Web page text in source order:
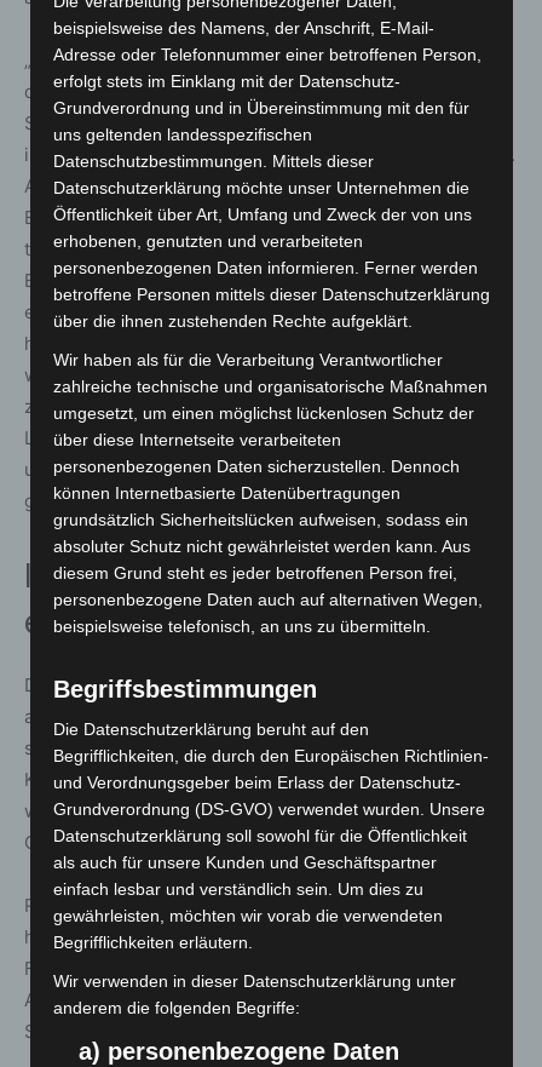
„Aktuelle und geopolitische Bedrohungslagen machen
deutlich: Wir müssen jetzt konsequent in Vorsorge,
Selbsthilfefähigkeit und die Resilienz der Bevölkerung
investieren. Verzögerungen können wir uns nicht leisten.
Als Auxiliar der deutschen Behörden im humanitären
Bereich und größte Hilfsorganisation Deutschlands
tragen wir eine besondere Verantwortung im
Bevölkerungsschutz. Gleichzeitig sind wir ein
einsatzerfahrener Akteur der internationalen
humanitären Hilfe. Auf der INTERSCHUTZ präsentieren
wir unter anderem unser mobiles Krankenhaus und
zeigen, wie modernste Technik und hochkomplexe
Logistik ein „Krankenhaus aus der Kiste“ ermöglichen
und wie sich der Klinikalltag unter Krisenbedingungen
gestaltet“, sagte Jürgen Christmann.
Internationale Delegationen
erwartet
Die Messe knüpft an ihre mehr als 70 jährige Geschichte
an. Ursprünglich als „Der Rote Hahn“ gestartet, wird sie
seit 2000 von der Deutschen Messe ausgerichtet. Laut
Köckler hat sich die INTERSCHUTZ kontinuierlich
weiterentwickelt und ist sowohl inhaltlich als auch in der
Größe gewachsen.
Rund 30 nationale und internationale Delegationen
haben sich angekündigt, darunter der Europäische
Feuerwehrverband und der Weltfeuerwehrverband CTIF.
Auch Entscheider aus Singapur, Taiwan, Südamerika,
Schweden und Dänemark werden erwartet.
beispielsweise des Namens, der Anschrift, E-Mail-
Adresse oder Telefonnummer einer betroffenen Person,
erfolgt stets im Einklang mit der Datenschutz-
Grundverordnung und in Übereinstimmung mit den für
uns geltenden landesspezifischen
Datenschutzbestimmungen. Mittels dieser
Datenschutzerklärung möchte unser Unternehmen die
Öffentlichkeit über Art, Umfang und Zweck der von uns
erhobenen, genutzten und verarbeiteten
personenbezogenen Daten informieren. Ferner werden
betroffene Personen mittels dieser Datenschutzerklärung
über die ihnen zustehenden Rechte aufgeklärt.
Wir haben als für die Verarbeitung Verantwortlicher
zahlreiche technische und organisatorische Maßnahmen
umgesetzt, um einen möglichst lückenlosen Schutz der
über diese Internetseite verarbeiteten
personenbezogenen Daten sicherzustellen. Dennoch
können Internetbasierte Datenübertragungen
grundsätzlich Sicherheitslücken aufweisen, sodass ein
absoluter Schutz nicht gewährleistet werden kann. Aus
diesem Grund steht es jeder betroffenen Person frei,
personenbezogene Daten auch auf alternativen Wegen,
beispielsweise telefonisch, an uns zu übermitteln.
Begriffsbestimmungen
Die Datenschutzerklärung beruht auf den
Begrifflichkeiten, die durch den Europäischen Richtlinien-
und Verordnungsgeber beim Erlass der Datenschutz-
Grundverordnung (DS-GVO) verwendet wurden. Unsere
Datenschutzerklärung soll sowohl für die Öffentlichkeit
als auch für unsere Kunden und Geschäftspartner
einfach lesbar und verständlich sein. Um dies zu
gewährleisten, möchten wir vorab die verwendeten
Begrifflichkeiten erläutern.
Wir verwenden in dieser Datenschutzerklärung unter
anderem die folgenden Begriffe:
a) personenbezogene Daten